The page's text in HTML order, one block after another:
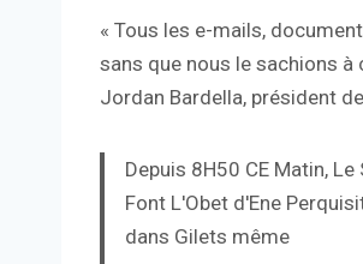
« Tous les e-mails,
sans que nous le sachions
Jordan Bardella, président
Depuis 8H50 CE Matin,
Font L'Obet d'Ene
dans Gilets même